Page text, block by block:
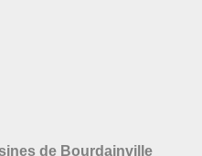
de Bourdainville